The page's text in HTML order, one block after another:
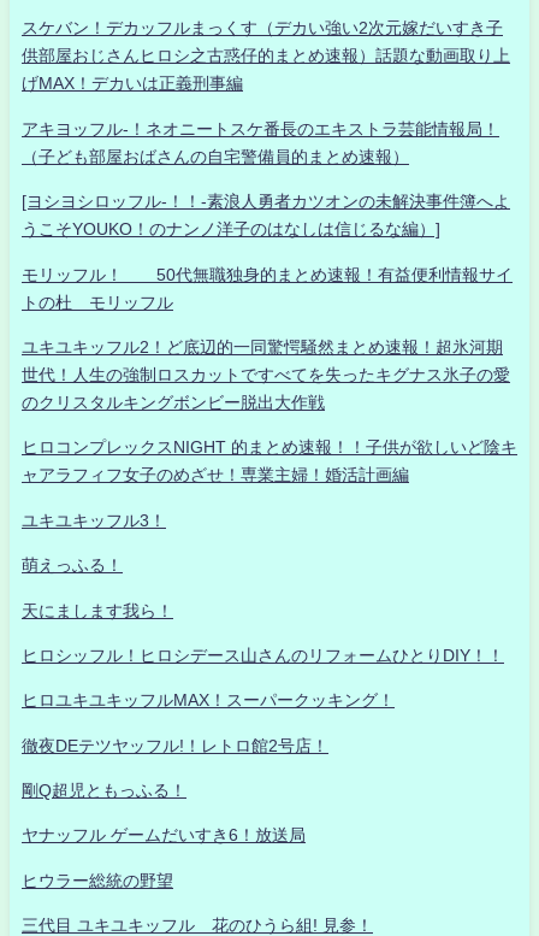
スケバン！デカッフルまっくす（デカい強い2次元嫁だいすき子
供部屋おじさんヒロシ之古惑仔的まとめ速報）話題な動画取り上
げMAX！デカいは正義刑事編
アキヨッフル-！ネオニートスケ番長のエキストラ芸能情報局！
（子ども部屋おばさんの自宅警備員的まとめ速報）
[ヨシヨシロッフル-！！-素浪人勇者カツオンの未解決事件簿へよ
うこそYOUKO！のナンノ洋子のはなしは信じるな編）]
モリッフル！ 50代無職独身的まとめ速報！有益便利情報サイ
トの杜 モリッフル
ユキユキッフル2！ど底辺的一同驚愕騒然まとめ速報！超氷河期
世代！人生の強制ロスカットですべてを失ったキグナス氷子の愛
のクリスタルキングボンビー脱出大作戦
ヒロコンプレックスNIGHT 的まとめ速報！！子供が欲しいど陰キ
ャアラフィフ女子のめざせ！専業主婦！婚活計画編
ユキユキッフル3！
萌えっふる！
天にまします我ら！
ヒロシッフル！ヒロシデース山さんのリフォームひとりDIY！！
ヒロユキユキッフルMAX！スーパークッキング！
徹夜DEテツヤッフル!！レトロ館2号店！
剛Q超児ともっふる！
ヤナッフル ゲームだいすき6！放送局
ヒウラー総統の野望
三代目 ユキユキッフル 花のひうら組! 見参！